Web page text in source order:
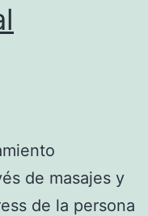
de masajes y
de la persona